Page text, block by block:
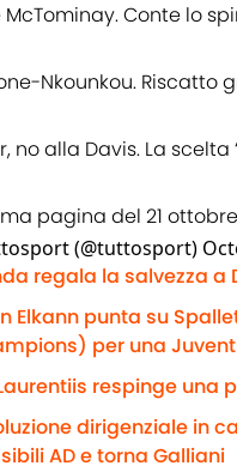
McTominay. Conte lo
Nkounkou. Riscatto
no alla Davis. La scelta
pagina del 21
(@tuttosport)
regala la salvezza a
Elkann punta su
per una
respinge una
dirigenziale in
AD e torna Galliani